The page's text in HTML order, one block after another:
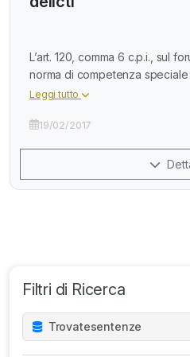
Filtri di Ricerca
Trovatesentenze
L’art. 120, comma 6 c.p.i., sul
norma di competenza
Leggi tutto
19/02/2017